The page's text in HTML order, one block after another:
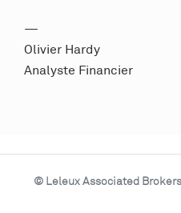
—
Olivier Hardy
Analyste Financier
© Leleux Associated